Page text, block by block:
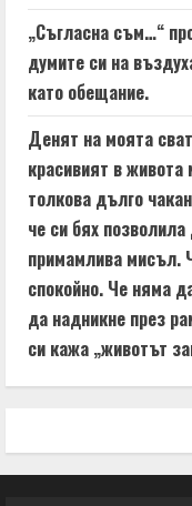
„Съгласна съм…“
думите си на
като обещание.
Денят на моята
красивият в
толкова дълго
че си бях
примамлива мисъл.
спокойно. Че няма
да надникне през
си кажа „животът